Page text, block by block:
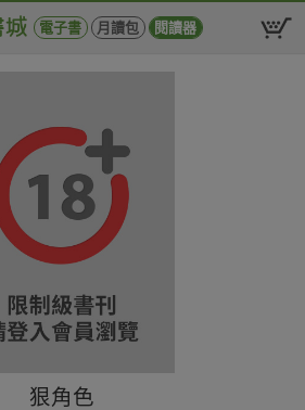
電子書 月讀包 閱讀器
狠角色